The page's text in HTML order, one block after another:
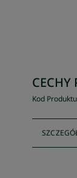
CECHY
Kod Produktu